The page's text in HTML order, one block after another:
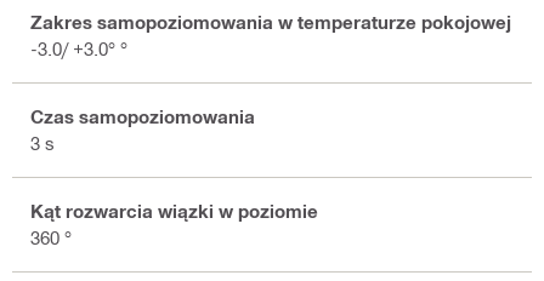
Zakres samopoziomowania w temperaturze pokojowej
-3.0/ +3.0° °
Czas samopoziomowania
3 s
Kąt rozwarcia wiązki w poziomie
360 °